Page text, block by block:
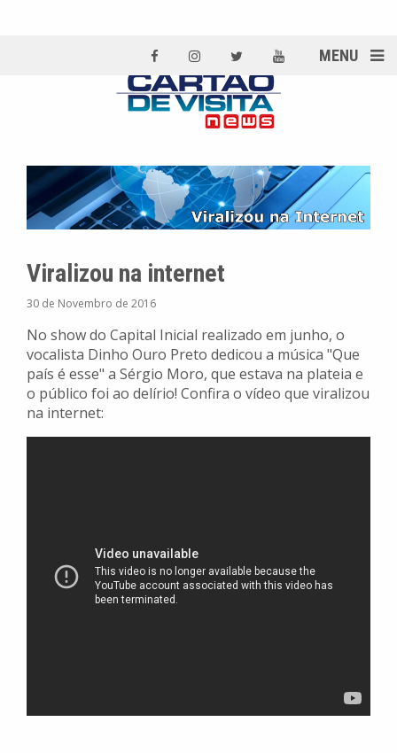
MENU
Viralizou na internet
30 de Novembro de 2016
No show do Capital Inicial realizado em junho, o
vocalista Dinho Ouro Preto dedicou a música "Que
país é esse" a Sérgio Moro, que estava na plateia e
o público foi ao delírio! Confira o vídeo que viralizou
na internet: